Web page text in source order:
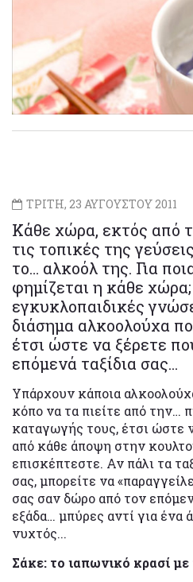
ΤΡΙΤΗ, 23 ΑΥΓΟΥΣΤΟΥ 2011
Κάθε χώρα, εκτός από
τις τοπικές της
το… αλκοόλ της. Για
φημίζεται η κάθε
εγκυκλοπαιδικές
διάσημα αλκοολούχα
έτσι ώστε να ξέρετε
επόμενά ταξίδια σας...
Υπάρχουν κάποια
κόπο να τα πιείτε από την…
καταγωγής τους, έτσι ώστε
από κάθε άποψη στην
επισκέπτεστε. Αν πάλι τα
σας, μπορείτε να
σας σαν δώρο από τον
εξάδα… μπύρες αντί για ένα
νυχτός...
Σάκε: το ιαπωνικό κρασί με